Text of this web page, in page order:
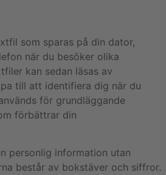
som sparas på din dator,
när du besöker olika
kan sedan läsas av
till att identifiera dig när du
för grundläggande
förbättrar din
personlig information utan
består av bokstäver och siffror.